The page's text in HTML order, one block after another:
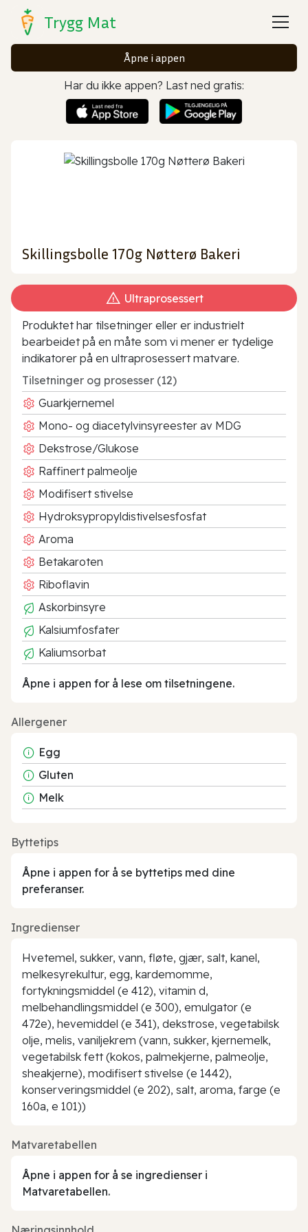
Trygg Mat
Åpne i appen
Har du ikke appen? Last ned gratis:
Skillingsbolle 170g Nøtterø Bakeri
Ultraprosessert
Produktet har tilsetninger eller er industrielt
bearbeidet på en måte som vi mener er tydelige
indikatorer på en ultraprosessert matvare.
Tilsetninger og prosesser (12)
Guarkjernemel
Mono- og diacetylvinsyreester av MDG
Dekstrose/Glukose
Raffinert palmeolje
Modifisert stivelse
Hydroksypropyldistivelsesfosfat
Aroma
Betakaroten
Riboflavin
Askorbinsyre
Kalsiumfosfater
Kaliumsorbat
Åpne i appen for å lese om tilsetningene.
Allergener
Egg
Gluten
Melk
Byttetips
Åpne i appen for å se byttetips med dine
preferanser.
Ingredienser
Hvetemel, sukker, vann, fløte, gjær, salt, kanel,
melkesyrekultur, egg, kardemomme,
fortykningsmiddel (e 412), vitamin d,
melbehandlingsmiddel (e 300), emulgator (e
472e), hevemiddel (e 341), dekstrose, vegetabilsk
olje, melis, vaniljekrem (vann, sukker, kjernemelk,
vegetabilsk fett (kokos, palmekjerne, palmeolje,
sheakjerne), modifisert stivelse (e 1442),
konserveringsmiddel (e 202), salt, aroma, farge (e
160a, e 101))
Matvaretabellen
Åpne i appen for å se ingredienser i
Matvaretabellen.